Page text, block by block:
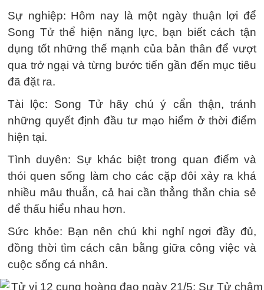
Sự nghiệp: Hôm nay là một ngày thuận lợi để
Song Tử thể hiện năng lực, bạn biết cách tận
dụng tốt những thế mạnh của bản thân để vượt
qua trở ngại và từng bước tiến gần đến mục tiêu
đã đặt ra.
Tài lộc: Song Tử hãy chú ý cẩn thận, tránh
những quyết định đầu tư mạo hiểm ở thời điểm
hiện tại.
Tình duyên: Sự khác biệt trong quan điểm và
thói quen sống làm cho các cặp đôi xảy ra khá
nhiều mâu thuẫn, cả hai cần thẳng thắn chia sẻ
để thấu hiểu nhau hơn.
Sức khỏe: Bạn nên chú khi nghỉ ngơi đầy đủ,
đồng thời tìm cách cân bằng giữa công việc và
cuộc sống cá nhân.